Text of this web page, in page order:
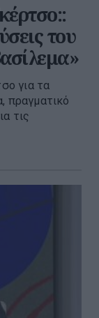
του
για τα
πραγματικό
τις